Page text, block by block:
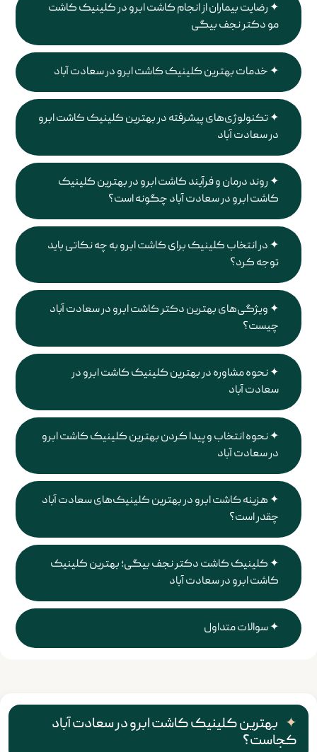
رضایت بیماران از انجام کاشت ابرو در کلینیک کاشت
مو دکتر نجف بیگی
خدمات بهترین کلینیک کاشت ابرو در سعادت آباد
تکنولوژی‌های پیشرفته در بهترین کلینیک کاشت ابرو
در سعادت آباد
روند درمان و فرآیند کاشت ابرو در بهترین کلینیک
کاشت ابرو در سعادت آباد چگونه است؟
در انتخاب کلینیک برای کاشت ابرو به چه نکاتی باید
توجه کرد؟
ویژگی‌های بهترین دکتر کاشت ابرو در سعادت آباد
چیست؟
نحوه مشاوره در بهترین کلینیک کاشت ابرو در
سعادت آباد
نحوه انتخاب و پیدا کردن بهترین کلینیک کاشت ابرو
در سعادت آباد
هزینه کاشت ابرو در بهترین کلینیک‌های سعادت آباد
چقدر است؟
کلینیک کاشت دکتر نجف بیگی؛ بهترین کلینیک
کاشت ابرو در سعادت آباد
سوالات متداول
بهترین کلینیک کاشت ابرو در سعادت آباد
کجاست؟